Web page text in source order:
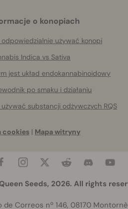
o konopiach
odpowiedzialnie używać konopi
Indica vs Sativa
jest układ endokannabinoidowy
po smaku i działaniu
używać substancji odżywczych RQS
cookies | Mapa witryny
Seeds, 2026. All rights
de Correos nº 146, 08170